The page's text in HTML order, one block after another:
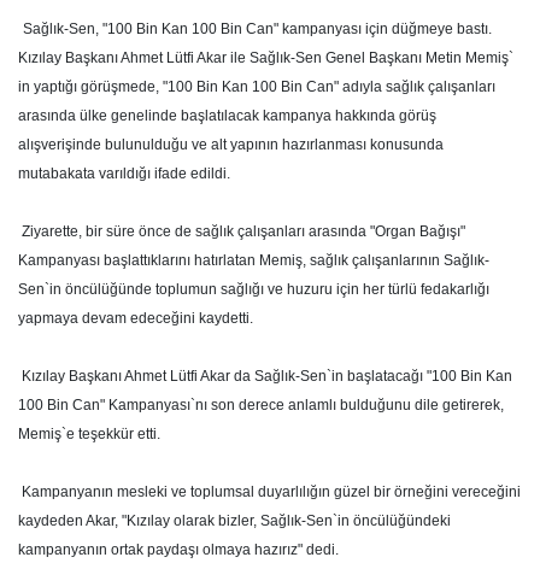
Sağlık-Sen, "100 Bin Kan 100 Bin Can" kampanyası için düğmeye bastı.
Kızılay Başkanı Ahmet Lütfi Akar ile Sağlık-Sen Genel Başkanı Metin Memiş`
in yaptığı görüşmede, "100 Bin Kan 100 Bin Can" adıyla sağlık çalışanları
arasında ülke genelinde başlatılacak kampanya hakkında görüş
alışverişinde bulunulduğu ve alt yapının hazırlanması konusunda
mutabakata varıldığı ifade edildi.
Ziyarette, bir süre önce de sağlık çalışanları arasında "Organ Bağışı"
Kampanyası başlattıklarını hatırlatan Memiş, sağlık çalışanlarının Sağlık-
Sen`in öncülüğünde toplumun sağlığı ve huzuru için her türlü fedakarlığı
yapmaya devam edeceğini kaydetti.
Kızılay Başkanı Ahmet Lütfi Akar da Sağlık-Sen`in başlatacağı "100 Bin Kan
100 Bin Can" Kampanyası`nı son derece anlamlı bulduğunu dile getirerek,
Memiş`e teşekkür etti.
Kampanyanın mesleki ve toplumsal duyarlılığın güzel bir örneğini vereceğini
kaydeden Akar, "Kızılay olarak bizler, Sağlık-Sen`in öncülüğündeki
kampanyanın ortak paydaşı olmaya hazırız" dedi.